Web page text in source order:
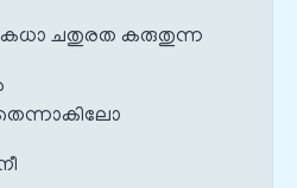
ചതുരത കരുതുന്ന